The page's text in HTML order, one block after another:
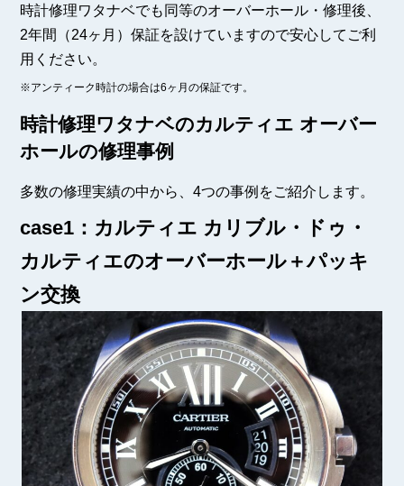
時計修理ワタナベでも同等のオーバーホール・修理後、
2年間（24ヶ月）保証を設けていますので安心してご利
用ください。
※アンティーク時計の場合は6ヶ月の保証です。
時計修理ワタナベのカルティエ オーバー
ホールの修理事例
多数の修理実績の中から、4つの事例をご紹介します。
case1：カルティエ カリブル・ドゥ・
カルティエのオーバーホール＋パッキ
ン交換